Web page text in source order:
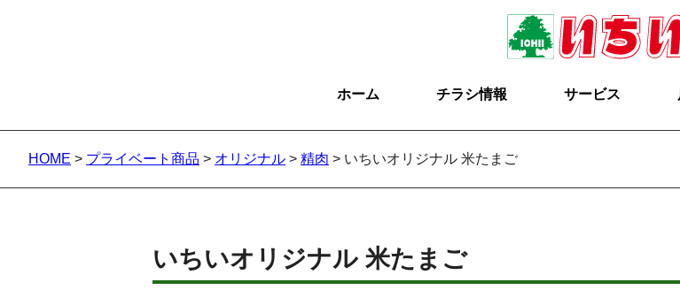
ホーム チラシ情報 サービス
HOME > プライベート商品 > オリジナル > 精肉 > いちいオリジナル 米たまご
いちいオリジナル 米たまご